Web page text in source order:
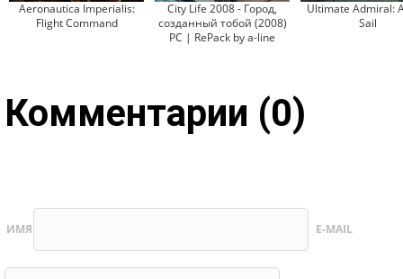
Aeronautica Imperialis:
Flight Command
City Life 2008 - Город,
созданный тобой (2008)
PC | RePack by a-line
Ultimate Admiral:
Sail
Комментарии (0)
ИМЯ E-MAIL